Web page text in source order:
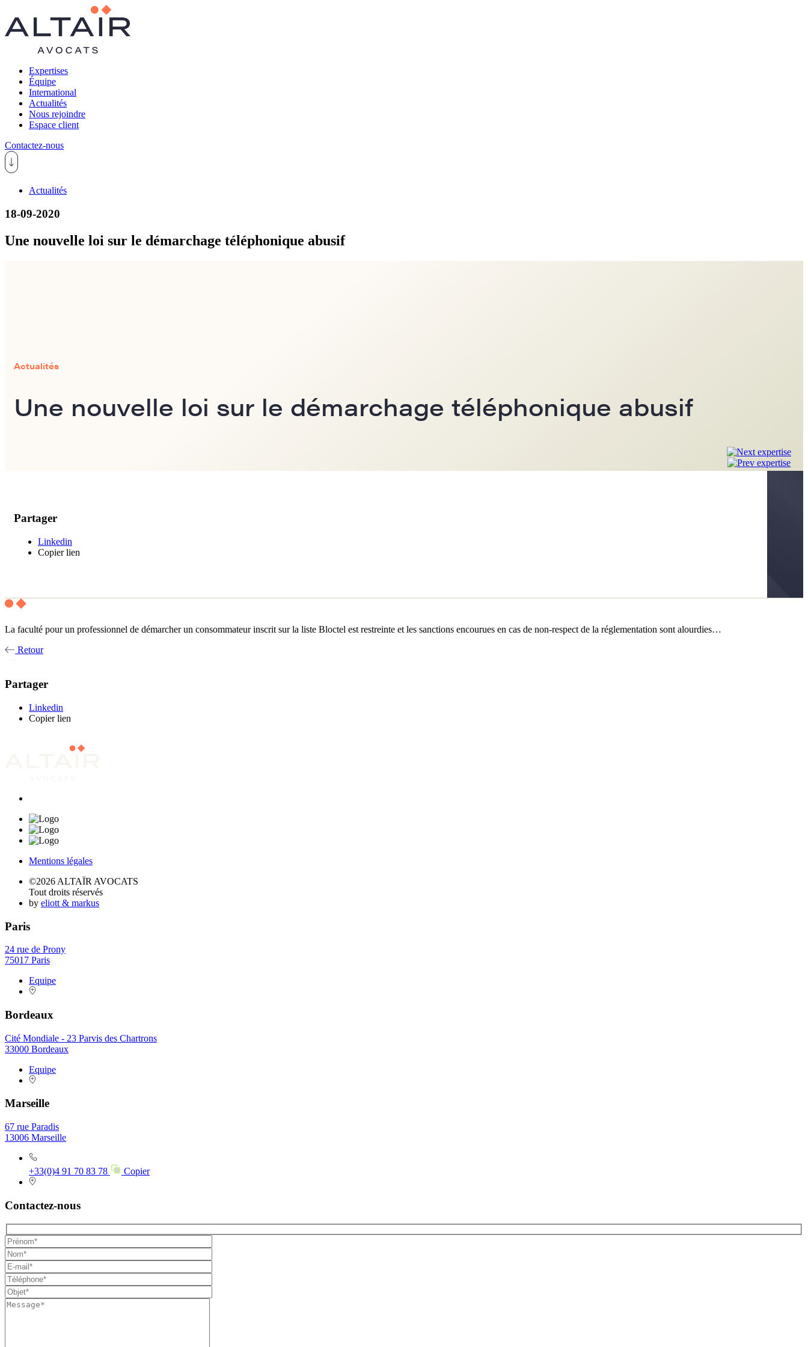
Expertises
Équipe
International
Actualités
Nous rejoindre
Espace client
Contactez-nous
Actualités
18-09-2020
Une nouvelle loi sur le démarchage téléphonique abusif
Actualités
Une nouvelle loi sur le démarchage téléphonique abusif
Partager
Linkedin
Copier lien
La faculté pour un professionnel de démarcher un consommateur inscrit sur la liste Bloctel est restreinte et les sanctions encourues en cas de non-respect de la réglementation sont alourdies…
Retour
Partager
Linkedin
Copier lien
Mentions légales
©2026 ALTAÏR AVOCATS
Tout droits réservés
by eliott & markus
Paris
24 rue de Prony
75017 Paris
Equipe
Bordeaux
Cité Mondiale - 23 Parvis des Chartrons
33000 Bordeaux
Equipe
Marseille
67 rue Paradis
13006 Marseille
+33(0)4 91 70 83 78 Copier
Contactez-nous